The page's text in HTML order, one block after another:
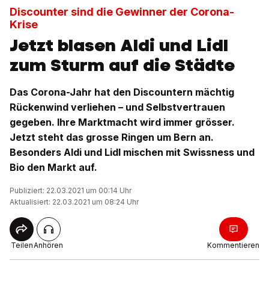
Discounter sind die Gewinner der Corona-
Krise
Jetzt blasen Aldi und Lidl
zum Sturm auf die Städte
Das Corona-Jahr hat den Discountern mächtig
Rückenwind verliehen – und Selbstvertrauen
gegeben. Ihre Marktmacht wird immer grösser.
Jetzt steht das grosse Ringen um Bern an.
Besonders Aldi und Lidl mischen mit Swissness und
Bio den Markt auf.
Publiziert: 22.03.2021 um 00:14 Uhr
Aktualisiert: 22.03.2021 um 08:24 Uhr
TeilenAnhören Kommentieren